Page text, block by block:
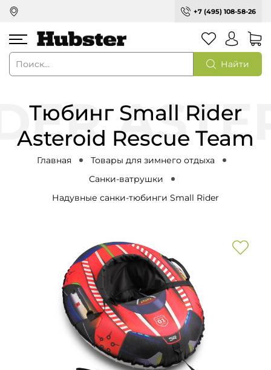
+7 (495) 108-58-26
Найти
Тюбинг Small Rider
Asteroid Rescue Team
Главная
Товары для зимнего отдыха
Санки-ватрушки
Надувные санки-тюбинги Small Rider